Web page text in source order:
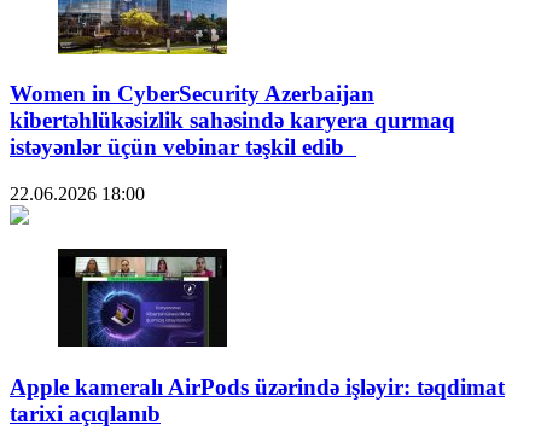
Women in CyberSecurity Azerbaijan
kibertəhlükəsizlik sahəsində karyera qurmaq
istəyənlər üçün vebinar təşkil edib
22.06.2026 18:00
Apple kameralı AirPods üzərində işləyir: təqdimat
tarixi açıqlanıb